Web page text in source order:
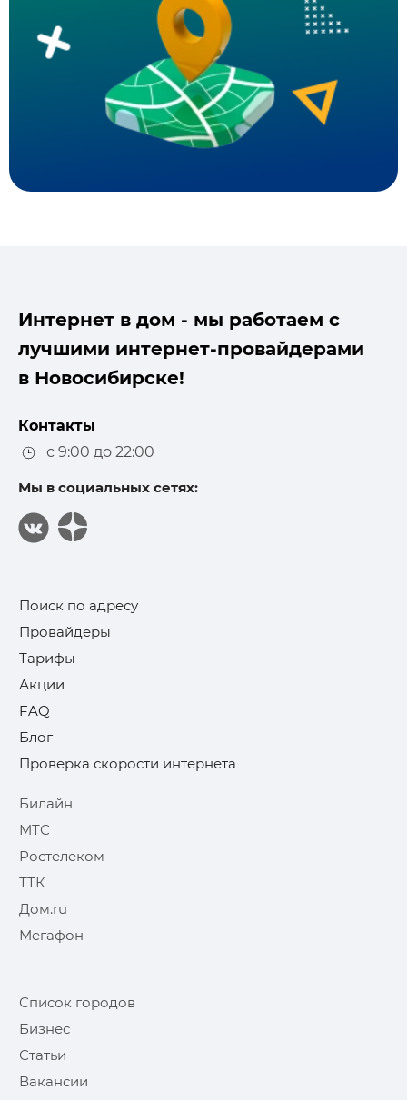
Интернет в дом - мы работаем с
лучшими интернет-провайдерами
в Новосибирске!
Контакты
с 9:00 до 22:00
Мы в социальных сетях:
Поиск по адресу
Провайдеры
Тарифы
Акции
FAQ
Блог
Проверка скорости интернета
Билайн
МТС
Ростелеком
ТТК
Дом.ru
Мегафон
Список городов
Бизнес
Статьи
Вакансии